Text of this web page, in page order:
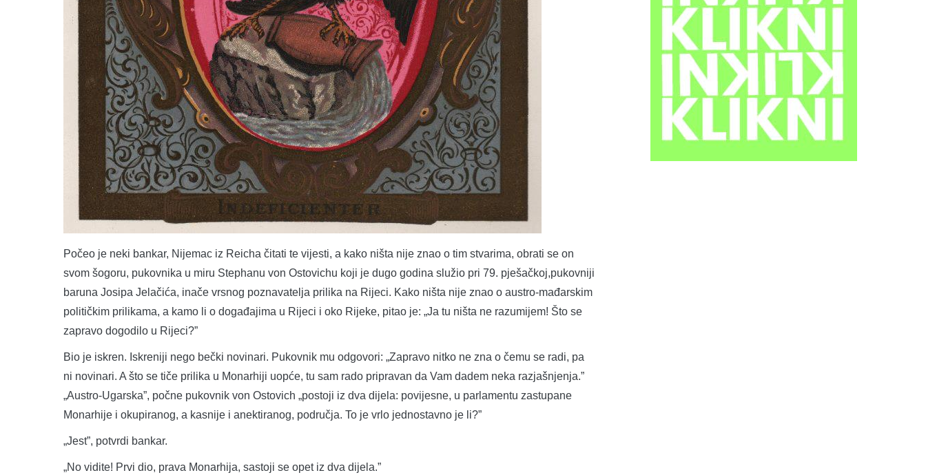
Počeo je neki bankar, Nijemac iz Reicha čitati te vijesti, a kako ništa nije znao o tim stvarima, obrati se on
svom šogoru, pukovnika u miru Stephanu von Ostovichu koji je dugo godina služio pri 79. pješačkoj,pukovniji
baruna Josipa Jelačića, inače vrsnog poznavatelja prilika na Rijeci. Kako ništa nije znao o austro-mađarskim
političkim prilikama, a kamo li o događajima u Rijeci i oko Rijeke, pitao je: „Ja tu ništa ne razumijem! Što se
zapravo dogodilo u Rijeci?”
Bio je iskren. Iskreniji nego bečki novinari. Pukovnik mu odgovori: „Zapravo nitko ne zna o čemu se radi, pa
ni novinari. A što se tiče prilika u Monarhiji uopće, tu sam rado pripravan da Vam dadem neka razjašnjenja.”
„Austro-Ugarska”, počne pukovnik von Ostovich „postoji iz dva dijela: povijesne, u parlamentu zastupane
Monarhije i okupiranog, a kasnije i anektiranog, područja. To je vrlo jednostavno je li?”
„Jest”, potvrdi bankar.
„No vidite! Prvi dio, prava Monarhija, sastoji se opet iz dva dijela.”